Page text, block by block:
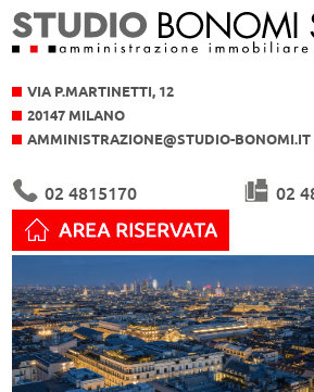
VIA P.MARTINETTI, 12
20147 MILANO
AMMINISTRAZIONE@STUDIO-BONOMI.IT
02 4815170 02